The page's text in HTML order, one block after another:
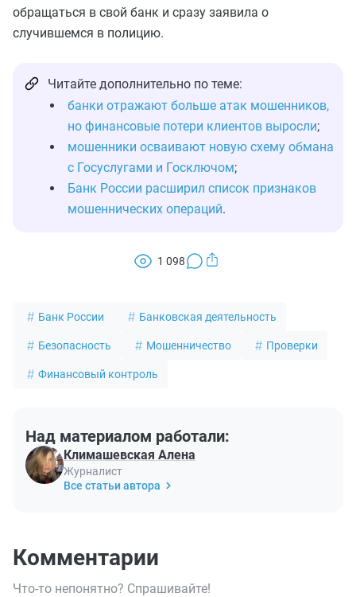
обращаться в свой банк и сразу заявила о
случившемся в полицию.
Читайте дополнительно по теме:
банки отражают больше атак мошенников,
но финансовые потери клиентов выросли;
мошенники осваивают новую схему обмана
с Госуслугами и Госключом;
Банк России расширил список признаков
мошеннических операций.
1 098
Банк России Банковская деятельность
Безопасность Мошенничество Проверки
Финансовый контроль
Над материалом работали:
Климашевская Алена
Журналист
Все статьи автора
Комментарии
Что-то непонятно? Спрашивайте!